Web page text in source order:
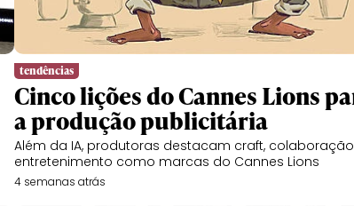
tendências
Cinco lições do Cannes Lions
a produção publicitária
Além da IA, produtoras destacam craft,
entretenimento como marcas do Cannes Lions
4 semanas atrás